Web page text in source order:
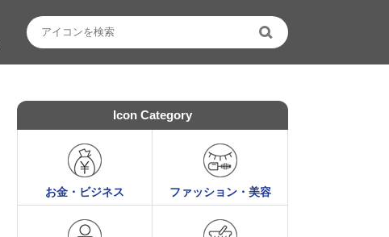
Icon Category
お金・ビジネス ファッション・美容